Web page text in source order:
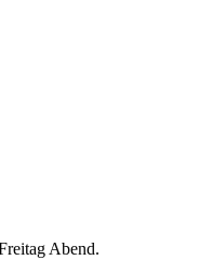
Abend.